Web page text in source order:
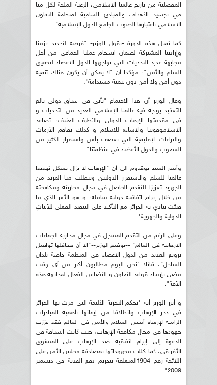
المفصلية من تاريخ عالمنا الاسلامي، الرغبة الملحة لكل منا
في تجسيد الأهداف والمبادئ السامية لمنظمة التعاون
الاسلامي باعتبارها الصوت الجامع للدول الإسلامية".
كما تمثل هذه الدورة -يقول الوزير- "فرصة لتجديد عزمنا
وإرادتنا المشتركة لضمان انسجام عملنا الجماعي من أجل
مجابهة عديد التحديات التي تواجهها الدول الاعضاء لتحقيق
السلم والأمن"، مؤكدا أن "لا يمكن أن يكون هناك تنمية
دون أمن ولا أمن دون تنمية مستدامة".
وقال الوزير أن هذا الاجتماع "يأتي في سياق دولي بالغ
التعقيد يواجه فيه عالمنا الإسلامي العديد من التحديات و
في مقدمتها الإرهاب الدولي والتطرف العنيف، تصاعد
الاسلاموفوبيا والاساءة للاسلام و كذلك تفاقم الأزمات
والنزاعات الإقليمية التي تعصف بأمن واستقرار الكثير من
الشعوب والدول الأعضاء في منظمتنا".
وأشار السيد بوقدوم الى أن "الإرهاب لا يزال يشكل تهديدا
عالميا للسلم والاستقرار الدوليين ويتطلب منا المزيد من
الجهود تعزيزا للتقدم الحاصل في مجال محاربته ومكافحته
من خلال إبرام اتفاقية دولية شاملة، و هو الأمر الذي ما
فتئت تنادي به الجزائر مع التأكيد على التنفيذ الفعلي للآلياتِ
الدولية والجهوية".
وعلى الرغم من التقدم المسجل في مجال محاربة الجماعات
الارهابية في العالم" --يوضح الوزير--"الا أن جحافلها تواصل
ترويع العديد من الدول الاعضاء في المنظمة خاصة بلدان
الساحل"، قائلا "نحن اليوم مطالبون أكثر من أي وقت
مضى بإرساء قواعد التعاون و التضامن الفعال لمجابهة هذه
الآفة".
و أبرز الوزير أنه "بحكم التجربة الأليمة التي مرت بها الجزائر
في دحر الإرهاب وانطلاقا من إيمانها بأهمية المبادرات
الرامية لإرساء أسس السلام والأمن في العالم فقد عززت
جهودها في مجال مكافحة الإرهاب، حيث كانت السباقة في
الدعوة إلى إبرام اتفاقية ضد الإرهاب على المستوى
الأفريقي، كما كللت مجهوداتها بمصادقة مجلس الأمن على
اللائحة رقم 1904المتعلقة بتجريم دفع الفدية في ديسمبر
2009".